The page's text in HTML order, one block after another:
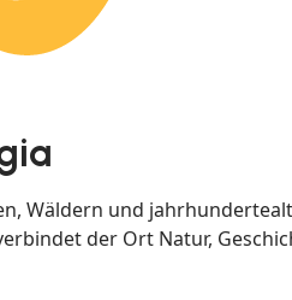
Wäldern und
der Ort Natur,